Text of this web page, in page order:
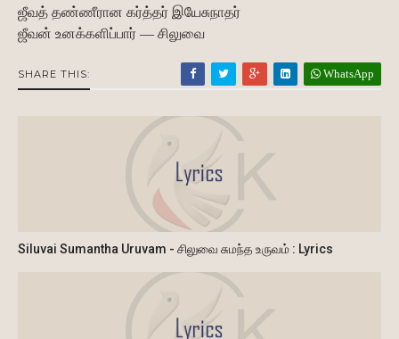
ஜீவத் தண்ணீரான கர்த்தர் இயேசுநாதர்
ஜீவன் உனக்களிப்பார் — சிலுவை
SHARE THIS: WhatsApp
Siluvai Sumantha Uruvam - சிலுவை சுமந்த உருவம் : Lyrics